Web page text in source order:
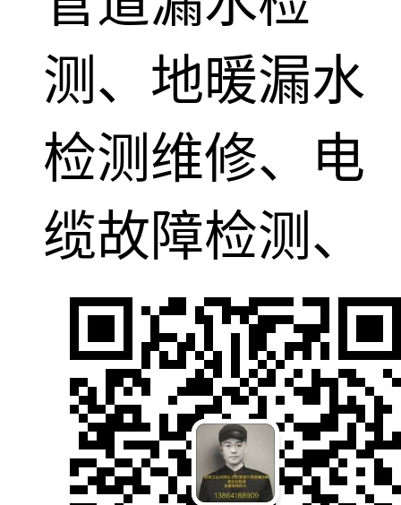
测、地暖漏水
检测维修、电
缆故障检测、